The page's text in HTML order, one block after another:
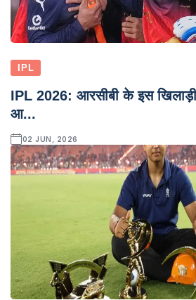
IPL
IPL 2026: आरसीबी के इस
आ...
02 JUN, 2026